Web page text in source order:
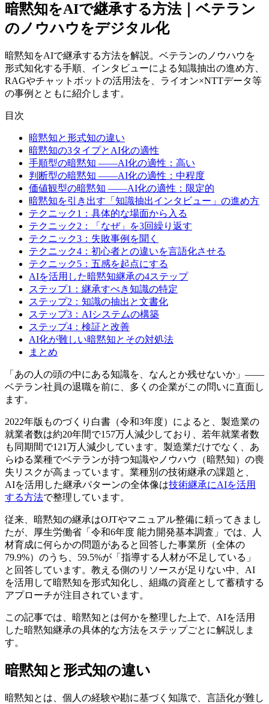
暗黙知をAIで継承する方法｜ベテラン
のノウハウをデジタル化
暗黙知をAIで継承する方法を解説。ベテランのノウハウを
形式知化する手順、インタビューによる知識抽出の進め方、
RAGやチャットボットの活用法を、ライオン×NTTデータ等
の事例とともに紹介します。
目次
暗黙知と形式知の違い
暗黙知の3タイプとAI化の適性
手順型の暗黙知 ——AI化の適性：高い
判断型の暗黙知 ——AI化の適性：中程度
価値観型の暗黙知 ——AI化の適性：限定的
暗黙知を引き出す「知識抽出インタビュー」の進め方
テクニック1：具体的な場面から入る
テクニック2：「なぜ」を3回繰り返す
テクニック3：失敗事例を聞く
テクニック4：初心者との違いを言語化させる
テクニック5：五感を起点にする
AIを活用した暗黙知継承の4ステップ
ステップ1：継承すべき知識の特定
ステップ2：知識の抽出と文書化
ステップ3：AIシステムの構築
ステップ4：検証と改善
AI化が難しい暗黙知とその対処法
まとめ
「あの人の頭の中にある知識を、なんとか残せないか」——
ベテラン社員の退職を前に、多くの企業がこの問いに直面し
ます。
2022年版ものづくり白書（令和3年度）によると、製造業の
就業者数は約20年間で157万人減少しており、若年就業者数
も同期間で121万人減少しています。製造業だけでなく、あ
らゆる業種でベテランが持つ知識やノウハウ（暗黙知）の喪
失リスクが高まっています。業種別の技術継承の課題と、
AIを活用した継承パターンの全体像は技術継承にAIを活用
する方法で整理しています。
従来、暗黙知の継承はOJTやマニュアル整備に頼ってきまし
たが、厚生労働省「令和6年度 能力開発基本調査」では、人
材育成に何らかの問題があると回答した事業所（全体の
79.9%）のうち、59.5%が「指導する人材が不足している」
と回答しています。教える側のリソースが足りない中、AI
を活用して暗黙知を形式知化し、組織の資産として蓄積する
アプローチが注目されています。
この記事では、暗黙知とは何かを整理した上で、AIを活用
した暗黙知継承の具体的な方法をステップごとに解説しま
す。
暗黙知と形式知の違い
暗黙知とは、個人の経験や勘に基づく知識で、言語化が難し